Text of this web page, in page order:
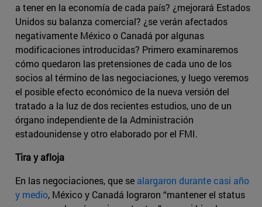
a tener en la economía de cada país? ¿mejorará Estados
Unidos su balanza comercial? ¿se verán afectados
negativamente México o Canadá por algunas
modificaciones introducidas? Primero examinaremos
cómo quedaron las pretensiones de cada uno de los
socios al término de las negociaciones, y luego veremos
el posible efecto económico de la nueva versión del
tratado a la luz de dos recientes estudios, uno de un
órgano independiente de la Administración
estadounidense y otro elaborado por el FMI.
Tira y afloja
En las negociaciones, que se alargaron durante casi año
y medio, México y Canadá lograron “mantener el status